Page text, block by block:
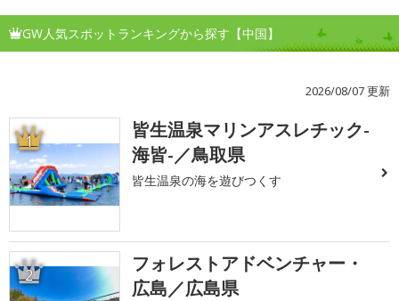
GW人気スポットランキングから探す【中国】
2026/08/07 更新
1
皆生温泉マリンアスレチック-
海皆-／鳥取県
皆生温泉の海を遊びつくす
2
フォレストアドベンチャー・
広島／広島県